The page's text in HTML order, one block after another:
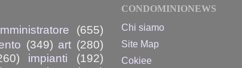
(655)
(349) art (280)
impianti
(192)
CONDOMINIONEWS
Chi siamo
Site Map
Cokiee